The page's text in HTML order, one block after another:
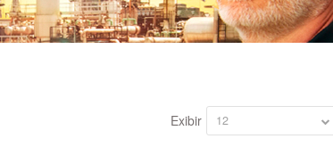
Exibir 12